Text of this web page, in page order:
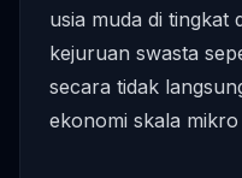
usia muda di tingkat
kejuruan swasta
secara tidak
ekonomi skala mikro